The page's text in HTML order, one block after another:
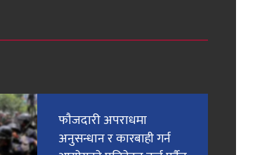
फाैजदारी अपराधमा
अनुसन्धान र कारबाही गर्न